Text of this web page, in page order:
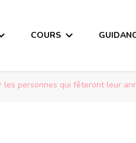
COURS
les personnes qui fêteront leur